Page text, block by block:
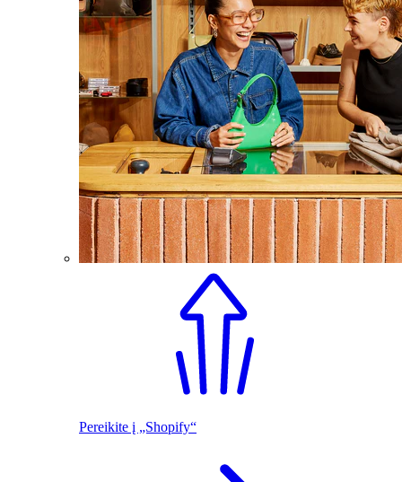
Pereikite į „Shopify“